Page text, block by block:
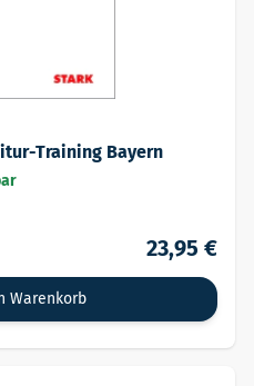
Training Bayern
23,95 €
Warenkorb